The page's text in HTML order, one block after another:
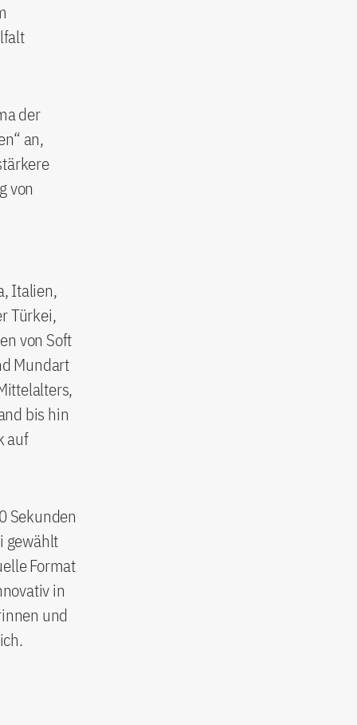
der
an,
von
Italien,
Türkei,
von Soft
Mundart
bis hin
auf
Sekunden
gewählt
Format
in
und